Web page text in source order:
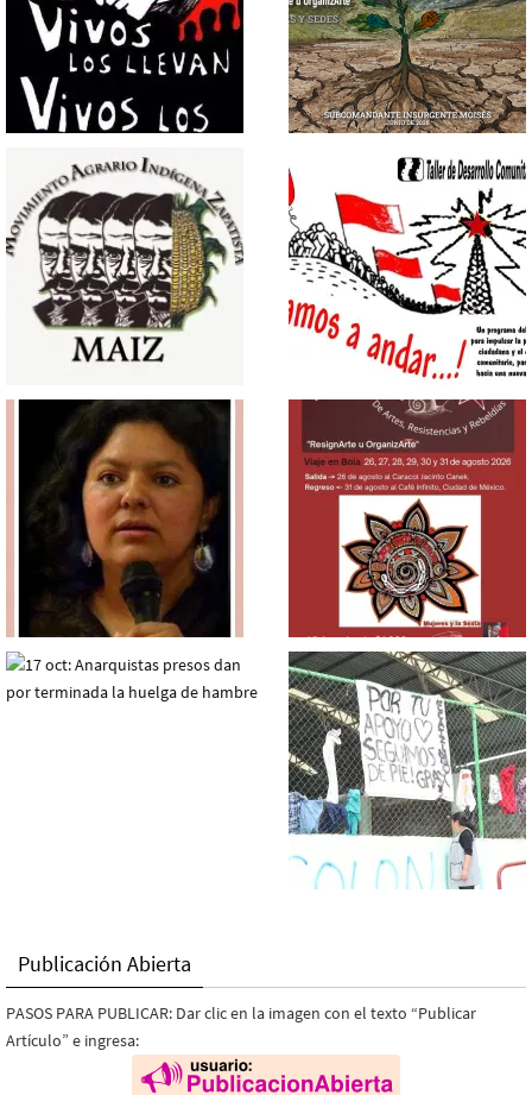
Publicación Abierta
PASOS PARA PUBLICAR: Dar clic en la imagen con el texto “Publicar
Artículo” e ingresa: